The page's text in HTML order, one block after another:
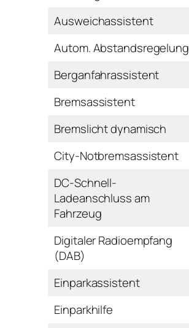
Ausweichassistent
Autom. Abstandsregelung
Berganfahrassistent
Bremsassistent
Bremslicht dynamisch
City-Notbremsassistent
DC-Schnell-
Ladeanschluss am
Fahrzeug
Digitaler Radioempfang
(DAB)
Einparkassistent
Einparkhilfe